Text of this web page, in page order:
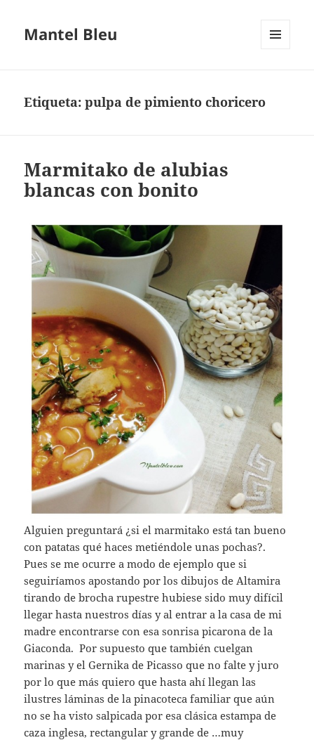
Mantel Bleu
Etiqueta:pulpa de pimiento choricero
Marmitako de alubias
blancas con bonito
Alguien preguntará ¿si el marmitako está tan bueno
con patatas qué haces metiéndole unas pochas?.
Pues se me ocurre a modo de ejemplo que si
seguiríamos apostando por los dibujos de Altamira
tirando de brocha rupestre hubiese sido muy difícil
llegar hasta nuestros días y al entrar a la casa de mi
madre encontrarse con esa sonrisa picarona de la
Giaconda. Por supuesto que también cuelgan
marinas y el Gernika de Picasso que no falte y juro
por lo que más quiero que hasta ahí llegan las
ilustres láminas de la pinacoteca familiar que aún
no se ha visto salpicada por esa clásica estampa de
caza inglesa, rectangular y grande de …muy